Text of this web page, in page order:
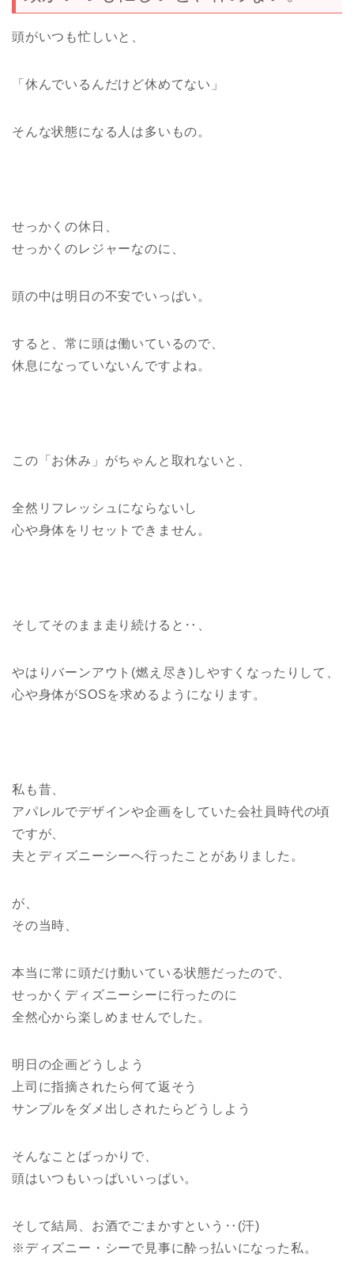
頭がいつも忙しいと、
「休んでいるんだけど休めてない」
そんな状態になる人は多いもの。
せっかくの休日、
せっかくのレジャーなのに、
頭の中は明日の不安でいっぱい。
すると、常に頭は働いているので、
休息になっていないんですよね。
この「お休み」がちゃんと取れないと、
全然リフレッシュにならないし
心や身体をリセットできません。
そしてそのまま走り続けると‥、
やはりバーンアウト(燃え尽き)しやすくなったりして、
心や身体がSOSを求めるようになります。
私も昔、
アパレルでデザインや企画をしていた会社員時代の頃
ですが、
夫とディズニーシーへ行ったことがありました。
が、
その当時、
本当に常に頭だけ動いている状態だったので、
せっかくディズニーシーに行ったのに
全然心から楽しめませんでした。
明日の企画どうしよう
上司に指摘されたら何て返そう
サンプルをダメ出しされたらどうしよう
そんなことばっかりで、
頭はいつもいっぱいいっぱい。
そして結局、お酒でごまかすという‥(汗)
※ディズニー・シーで見事に酔っ払いになった私。